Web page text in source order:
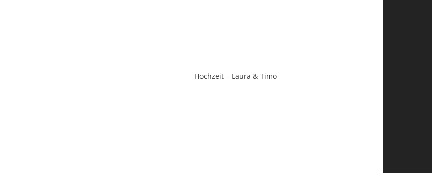
Hochzeit – Laura & Timo